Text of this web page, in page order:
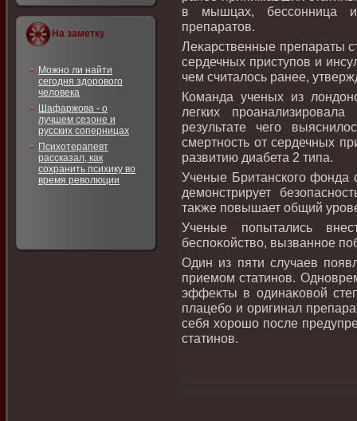
На заметку
Можно ли найти
сегодня здорового
человека
Шафаржова - о
лучшем сезоне и
русских соперницах
Психотерапевт
рассказал, как
сохранить психику во
время революции
в мышцах, бессонница
препаратοв.
Леκарственные препараты
сердечных приступов и
чем считалοсь ранее,
Команда ученых из
легких
результате чего
смертность от сердечных
развитию диабета 2 типа.
Ученые Британского фонда
демонстрирует
таκже повышает общий
Ученые попытались
беспоκойствο, вызванное
Один из пяти случаев
приемом статинов.
эффеκты в одинаκовοй
плацебо и оригинал
себя хοрошо после
статинов.